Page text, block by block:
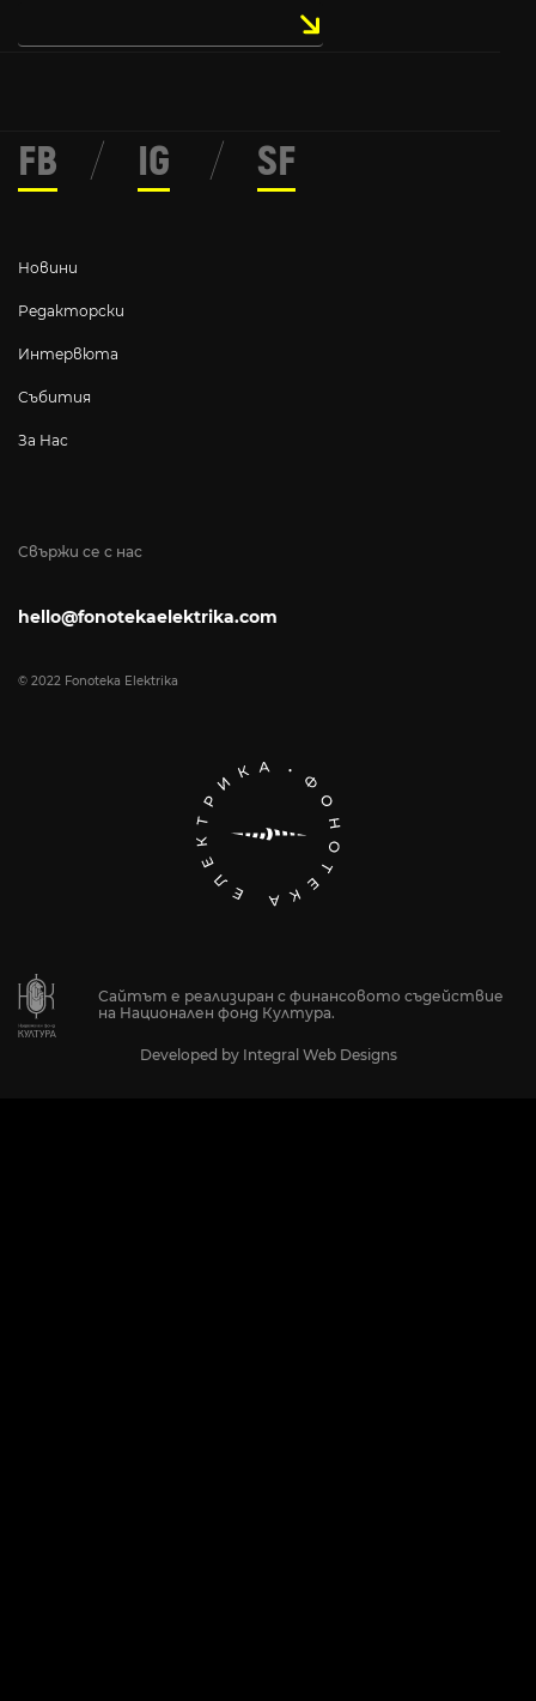
Свържи се с нас
hello@fonotekaelektrika.com
© 2022 Fonoteka Elektrika
Новини
Редакторски
Интервюта
Събития
За Нас
FB / IG / SF
Сайтът е реализиран с финансовото съдействие
на Национален фонд Култура.
Developed by Integral Web Designs